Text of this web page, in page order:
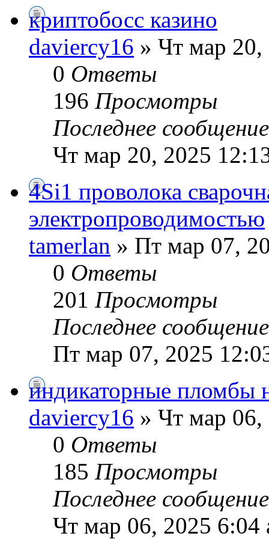
криптобосс казино
daviercy16 » Чт мар 20,
0 Ответы
196 Просмотры
Последнее
Чт мар 20, 2025
4Si1 проволока
электропроводимостью
tamerlan » Пт мар 07,
0 Ответы
201 Просмотры
Последнее
Пт мар 07, 2025
индикаторные пломбы
daviercy16 » Чт мар 06,
0 Ответы
185 Просмотры
Последнее
Чт мар 06, 2025 6:04